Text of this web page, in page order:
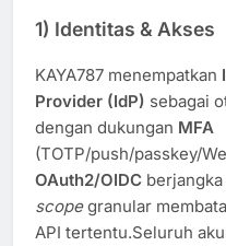
1) Identitas & Akses
KAYA787 menempatkan
Provider (IdP) sebagai
dengan dukungan MFA
(TOTP/push/passkey/
OAuth2/OIDC
scopegranular
API tertentu.Seluruh